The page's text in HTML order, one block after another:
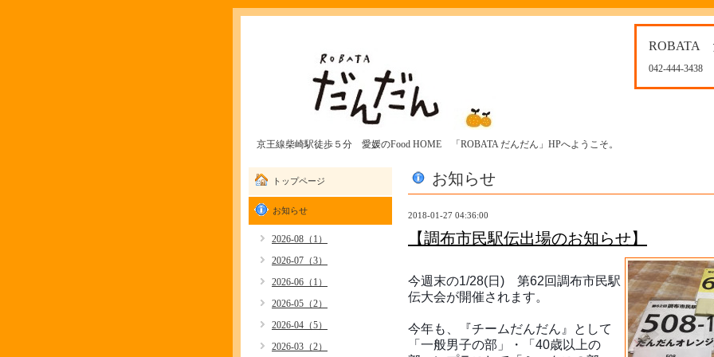
ROBATA
042-444-3438
京王線柴崎駅徒歩５分 愛媛のFood HOME 「ROBATA だんだん」HPへようこそ。
お知らせ
2018-01-27 04:36:00
【調布市民駅伝出場のお知らせ】
今週末の1/28(日)　第62回調布市民駅
伝大会が開催されます。
今年も、『チームだんだん』として
「一般男子の部」・「40歳以上の
トップページ
お知らせ
2026-08（1）
2026-07（3）
2026-06（1）
2026-05（2）
2026-04（5）
2026-03（2）